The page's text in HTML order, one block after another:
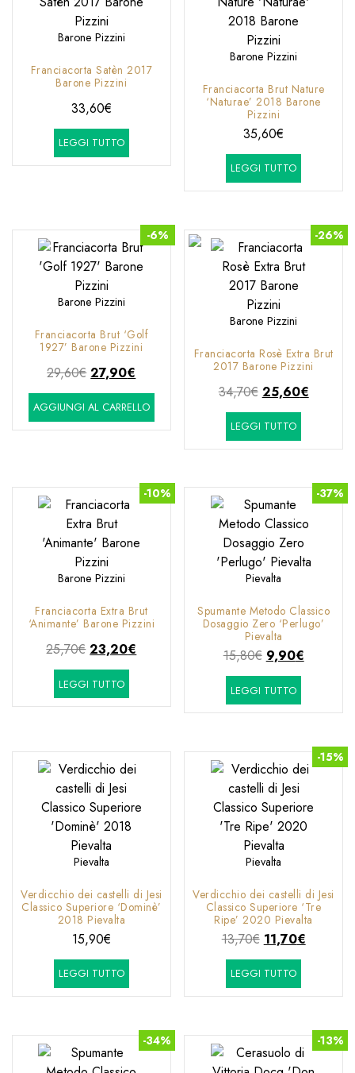
Barone Pizzini
Franciacorta Satèn 2017
Barone Pizzini
33,60€
LEGGI TUTTO
Barone Pizzini
Franciacorta Brut Nature
‘Naturae’ 2018 Barone
Pizzini
35,60€
LEGGI TUTTO
-6%
Barone Pizzini
Franciacorta Brut ‘Golf
1927’ Barone Pizzini
29,60€ Il
prezzo
originale
era:
27,90€
prezzo
attuale
è:
AGGIUNGI AL CARRELLO
-26%
Barone Pizzini
Franciacorta Rosè Extra Brut
2017 Barone Pizzini
34,70€ Il
prezzo
originale
era:
25,60€Il
è:
LEGGI TUTTO
-10%
Barone Pizzini
Franciacorta Extra Brut
‘Animante’ Barone Pizzini
25,70€ Il
prezzo
originale
era:
23,20€
è:
LEGGI TUTTO
-37%
Pievalta
Spumante Metodo Classico
Dosaggio Zero ‘Perlugo’
Pievalta
15,80€ Il
prezzo
originale
era:
9,90€Il
è:
LEGGI TUTTO
Pievalta
Verdicchio dei castelli di Jesi
Classico Superiore ‘Dominè’
2018 Pievalta
15,90€
LEGGI TUTTO
-15%
Pievalta
Verdicchio dei castelli di Jesi
Classico Superiore ‘Tre
Ripe’ 2020 Pievalta
13,70€ Il
prezzo
originale
era:
11,70€Il
è:
LEGGI TUTTO
-34% -13%